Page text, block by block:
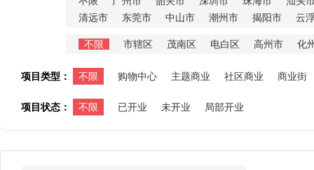
清远市
东莞市 中山市 潮州市 揭阳市 云
不限 市辖区 茂南区 电白区 高州市 化
项目类型： 不限 购物中心 主题商业 社区商业 商业街
项目状态： 不限 已开业 未开业 局部开业